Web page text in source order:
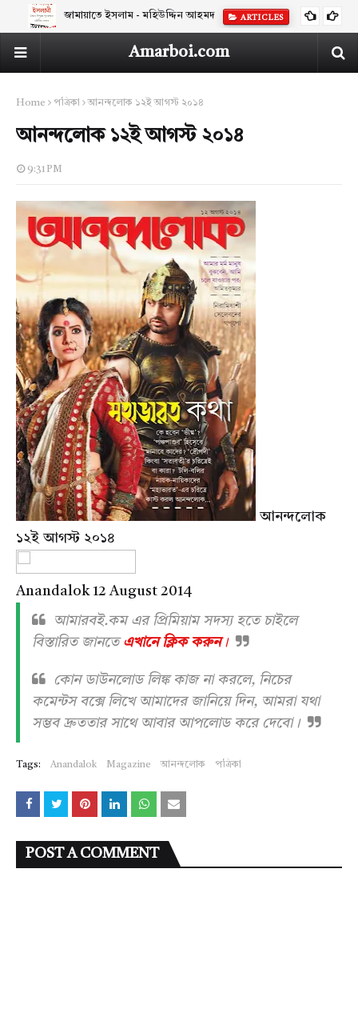
জামায়াতে ইসলাম - মহিউদ্দিন আহমদ ARTICLES
Amarboi.com
Home পত্রিকা আনন্দলোক ১২ই আগস্ট ২০১৪
আনন্দলোক ১২ই আগস্ট ২০১৪
9:31 PM
আনন্দলোক
১২ই আগস্ট ২০১৪
Anandalok 12 August 2014
আমারবই.কম এর প্রিমিয়াম সদস্য হতে চাইলে
বিস্তারিত জানতেএখানে ক্লিক করুন।
কোন ডাউনলোড লিঙ্ক কাজ না করলে, নিচের
কমেন্টস বক্সে লিখে আমাদের জানিয়ে দিন, আমরা যথা
সম্ভব দ্রুততার সাথে আবার আপলোড করে দেবো।
Tags: Anandalok Magazine আনন্দলোক পত্রিকা
POST A COMMENT